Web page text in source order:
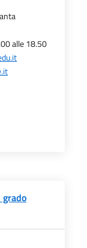
alle 18.50
grado